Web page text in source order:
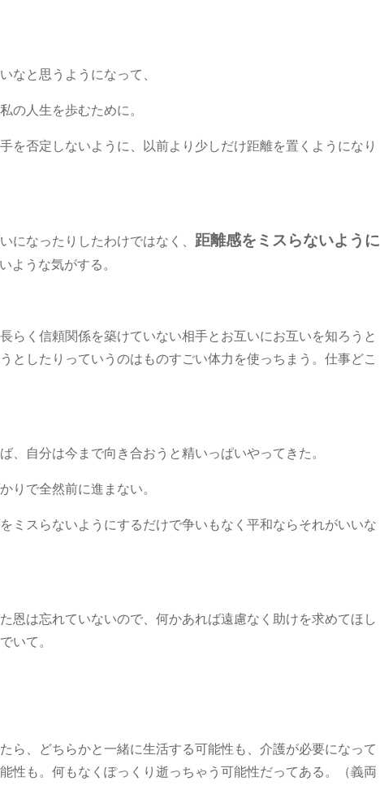
なと思うようになって、
の人生を歩むために。
を否定しないように、以前より少しだけ距離を置くようになり
になったりしたわけではなく、 距離感をミスらないように
ような気がする。
らく信頼関係を築けていない相手とお互いにお互いを知ろうと
としたりっていうのはものすごい体力を使っちまう。仕事どこ
、自分は今まで向き合おうと精いっぱいやってきた。
りで全然前に進まない。
ミスらないようにするだけで争いもなく平和ならそれがいいな
恩は忘れていないので、何かあれば遠慮なく助けを求めてほし
いて。
ら、どちらかと一緒に生活する可能性も、介護が必要になって
性も。何もなくぽっくり逝っちゃう可能性だってある。（義両